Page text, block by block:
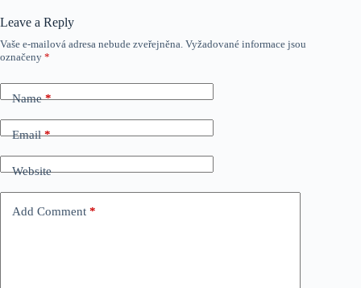
Leave a Reply
Vaše e-mailová adresa nebude zveřejněna. Vyžadované informace jsou
označeny *
Name*
Email*
Website
Add Comment *